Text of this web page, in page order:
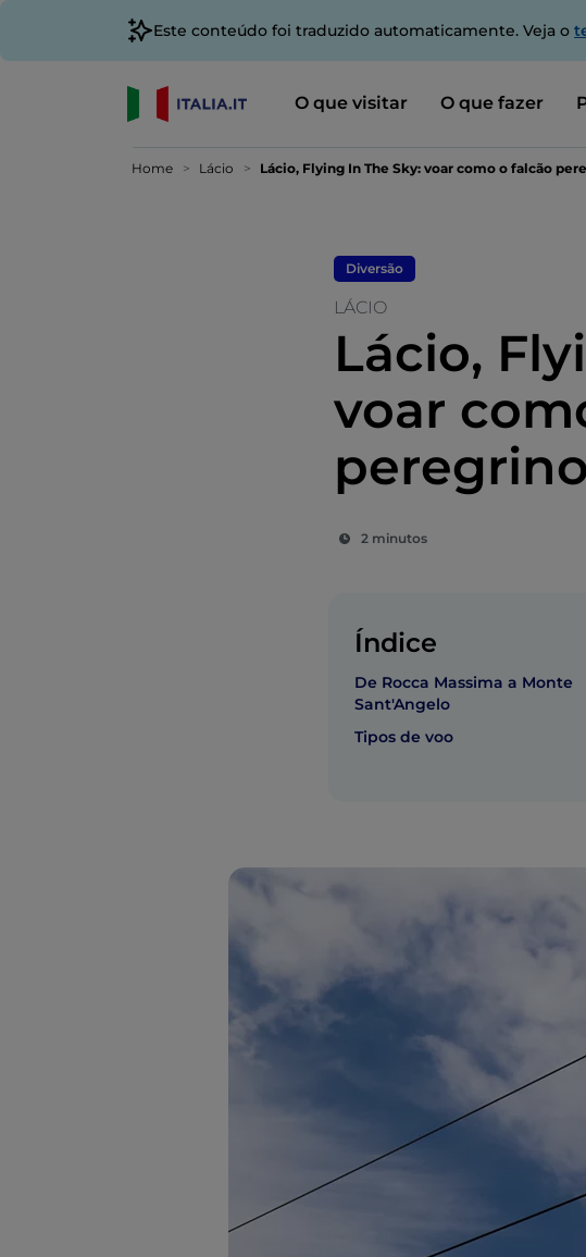
Este conteúdo foi traduzido automaticamente. Veja o
O que visitar O que fazer
Home Lácio Lácio, Flying In The Sky: voar como o falcão
Diversão
LÁCIO
Lácio,
voar
peregrino
2 minutos
Índice
De Rocca Massima a Monte
Sant'Angelo
Tipos de voo